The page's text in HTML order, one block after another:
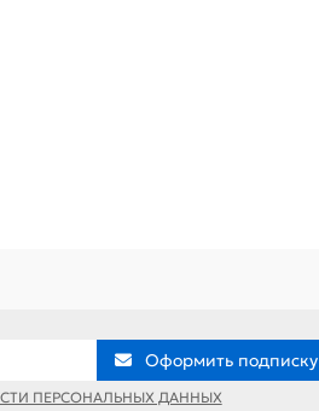
Оформить подписку
ПЕРСОНАЛЬНЫХ ДАННЫХ